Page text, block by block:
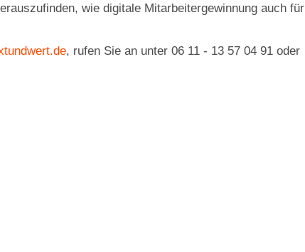
wie digitale Mitarbeitergewinnung auch für
, rufen Sie an unter 06 11 - 13 57 04 91 oder